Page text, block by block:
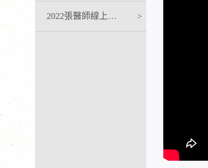
2022張醫師線上課程 >